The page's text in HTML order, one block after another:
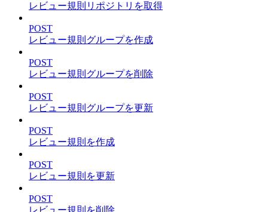
レビュー規則リポジトリを取得
POST
レビュー規則グループを作成
POST
レビュー規則グループを削除
POST
レビュー規則グループを更新
POST
レビュー規則を作成
POST
レビュー規則を更新
POST
レビュー規則を削除